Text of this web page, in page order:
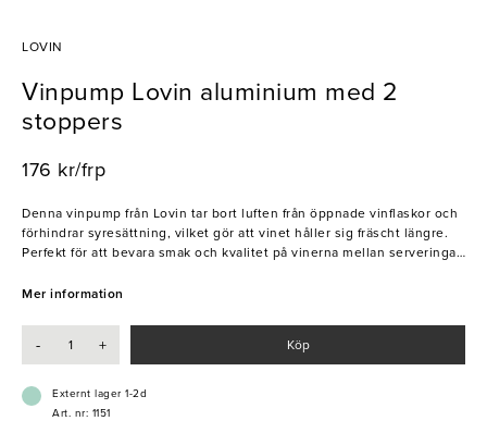
LOVIN
Vinpump Lovin aluminium med 2
stoppers
176 kr/frp
Denna vinpump från Lovin tar bort luften från öppnade vinflaskor och
förhindrar syresättning, vilket gör att vinet håller sig fräscht längre.
Perfekt för att bevara smak och kvalitet på vinerna mellan serveringar
- 2 st stoppers ingår
Mer information
- + Köp
Externt lager 1-2d
Art. nr: 1151